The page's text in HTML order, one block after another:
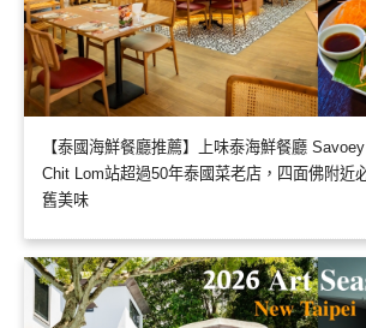
【泰國海鮮餐廳推薦】上味泰海鮮餐廳
Chit Lom站超過50年泰國菜老店，四面佛附近
舊美味